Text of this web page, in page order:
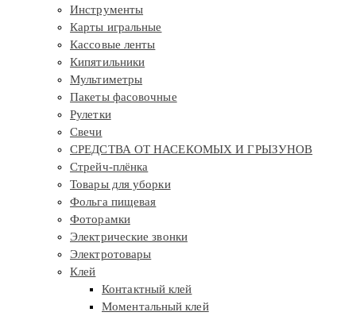
Инструменты
Карты игральные
Кассовые ленты
Кипятильники
Мультиметры
Пакеты фасовочные
Рулетки
Свечи
СРЕДСТВА ОТ НАСЕКОМЫХ И ГРЫЗУНОВ
Стрейч-плёнка
Товары для уборки
Фольга пищевая
Фоторамки
Электрические звонки
Электротовары
Клей
Контактный клей
Моментальный клей